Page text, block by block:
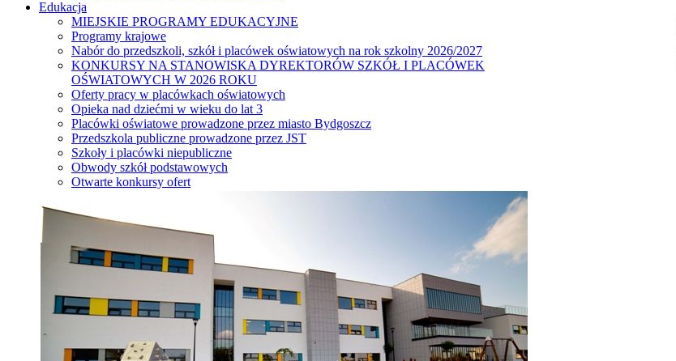
Edukacja
MIEJSKIE PROGRAMY EDUKACYJNE
Programy krajowe
Nabór do przedszkoli, szkół i placówek oświatowych na rok szkolny 2026/2027
KONKURSY NA STANOWISKA DYREKTORÓW SZKÓŁ I PLACÓWEK
OŚWIATOWYCH W 2026 ROKU
Oferty pracy w placówkach oświatowych
Opieka nad dziećmi w wieku do lat 3
Placówki oświatowe prowadzone przez miasto Bydgoszcz
Przedszkola publiczne prowadzone przez JST
Szkoły i placówki niepubliczne
Obwody szkół podstawowych
Otwarte konkursy ofert